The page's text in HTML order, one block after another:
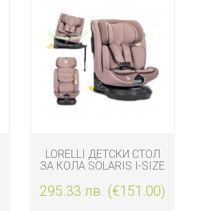
LORELLI ДЕТСКИ СТОЛ
ЗА КОЛА SOLARIS I-SIZE
РОЗОВ
295.33 лв. (€151.00)